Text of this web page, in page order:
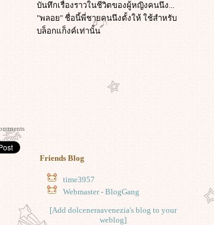
บันทึกเรื่องราวในชีวิตของผู้หญิงคนนึง...
"พลอย" ชื่อนี้พี่ชายคนนึงตั้งให้ ใช้สำหรับ
บล็อกแก็งค์เท่านั้น
Friends Blog
time3957
Webmaster - BlogGang
[Add dolceneraavenezia's blog to your
weblog]